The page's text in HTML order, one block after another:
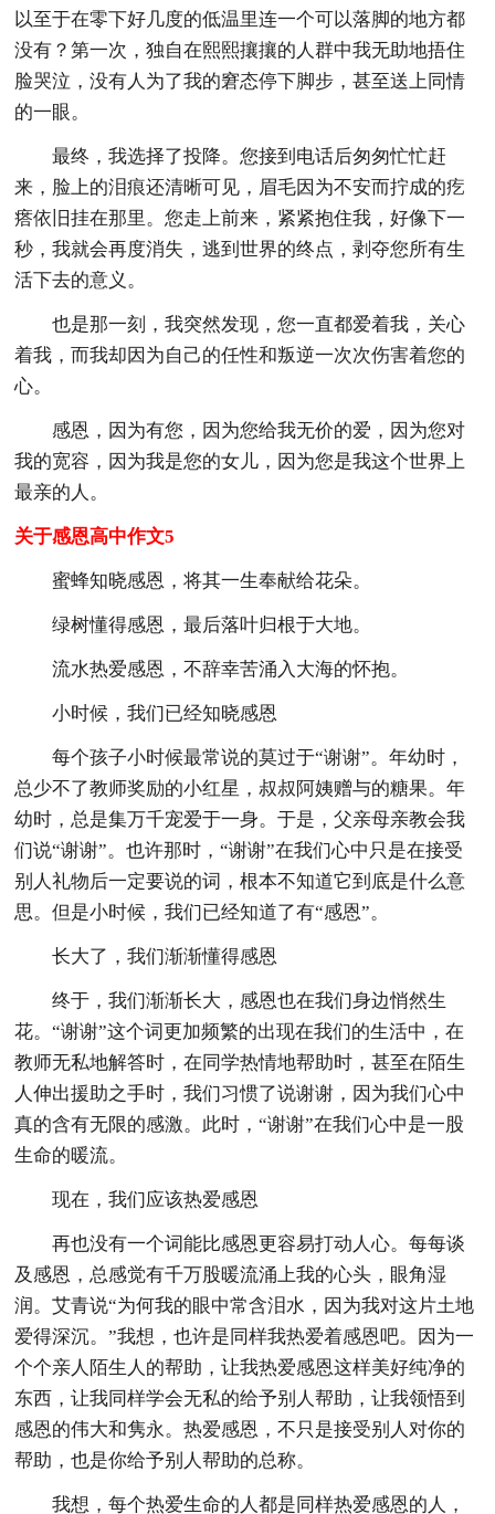
以至于在零下好几度的低温里连一个可以落脚的地方都
没有？第一次，独自在熙熙攘攘的人群中我无助地捂住
脸哭泣，没有人为了我的窘态停下脚步，甚至送上同情
的一眼。
最终，我选择了投降。您接到电话后匆匆忙忙赶
来，脸上的泪痕还清晰可见，眉毛因为不安而拧成的疙
瘩依旧挂在那里。您走上前来，紧紧抱住我，好像下一
秒，我就会再度消失，逃到世界的终点，剥夺您所有生
活下去的意义。
也是那一刻，我突然发现，您一直都爱着我，关心
着我，而我却因为自己的任性和叛逆一次次伤害着您的
心。
感恩，因为有您，因为您给我无价的爱，因为您对
我的宽容，因为我是您的女儿，因为您是我这个世界上
最亲的人。
关于感恩高中作文5
蜜蜂知晓感恩，将其一生奉献给花朵。
绿树懂得感恩，最后落叶归根于大地。
流水热爱感恩，不辞幸苦涌入大海的怀抱。
小时候，我们已经知晓感恩
每个孩子小时候最常说的莫过于“谢谢”。年幼时，
总少不了教师奖励的小红星，叔叔阿姨赠与的糖果。年
幼时，总是集万千宠爱于一身。于是，父亲母亲教会我
们说“谢谢”。也许那时，“谢谢”在我们心中只是在接受
别人礼物后一定要说的词，根本不知道它到底是什么意
思。但是小时候，我们已经知道了有“感恩”。
长大了，我们渐渐懂得感恩
终于，我们渐渐长大，感恩也在我们身边悄然生
花。“谢谢”这个词更加频繁的出现在我们的生活中，在
教师无私地解答时，在同学热情地帮助时，甚至在陌生
人伸出援助之手时，我们习惯了说谢谢，因为我们心中
真的含有无限的感激。此时，“谢谢”在我们心中是一股
生命的暖流。
现在，我们应该热爱感恩
再也没有一个词能比感恩更容易打动人心。每每谈
及感恩，总感觉有千万股暖流涌上我的心头，眼角湿
润。艾青说“为何我的眼中常含泪水，因为我对这片土地
爱得深沉。”我想，也许是同样我热爱着感恩吧。因为一
个个亲人陌生人的帮助，让我热爱感恩这样美好纯净的
东西，让我同样学会无私的给予别人帮助，让我领悟到
感恩的伟大和隽永。热爱感恩，不只是接受别人对你的
帮助，也是你给予别人帮助的总称。
我想，每个热爱生命的人都是同样热爱感恩的人，